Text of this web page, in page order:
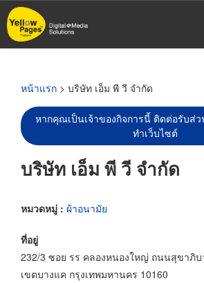
ข้าม
ไป
หน้าแรก > บริษัท เอ็ม พี วี จำกัด
หากคุณเป็นเจ้าของกิจการนี้ ติดต่อรับส่ว
ทำเว็บไซต์
บริษัท เอ็ม พี วี จำกัด
หมวดหมู่ : ผ้าอนามัย
ที่อยู่
232/3 ซอย รร คลองหนองใหญ่ ถนนสุขาภิ
เขตบางแค กรุงเทพมหานคร 10160